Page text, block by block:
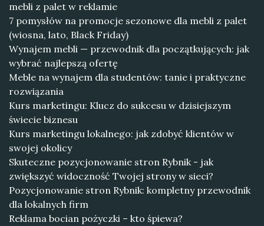
mebli z palet w reklamie
7 pomysłów na promocje sezonowe dla mebli z palet
(wiosna, lato, Black Friday)
Wynajem mebli — przewodnik dla początkujących: jak
wybrać najlepszą ofertę
Meble na wynajem dla studentów: tanie i praktyczne
rozwiązania
Kurs marketingu: Klucz do sukcesu w dzisiejszym
świecie biznesu
Kurs marketingu lokalnego: jak zdobyć klientów w
swojej okolicy
Skuteczne pozycjonowanie stron Rybnik - jak
zwiększyć widoczność Twojej strony w sieci?
Pozycjonowanie stron Rybnik: kompletny przewodnik
dla lokalnych firm
Reklama bocian pożyczki – kto śpiewa?